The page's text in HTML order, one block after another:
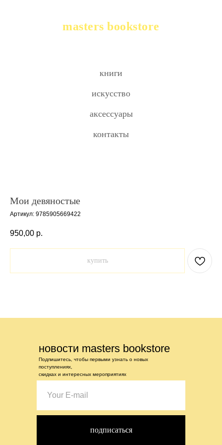
masters bookstore
книги
искусство
аксессуары
контакты
Мои девяностые
Артикул: 9785905669422
950,00 р.
купить
новости masters bookstore
Подпишитесь, чтобы первыми узнать о новых
поступлениях,
скидках и интересных мероприятиях
подписаться